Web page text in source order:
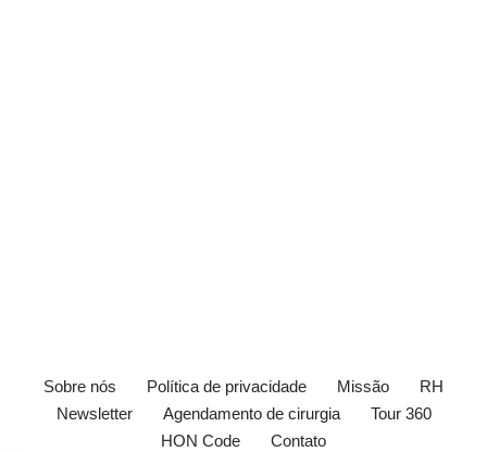
Sobre nós Política de privacidade Missão
RH
Newsletter
Agendamento de cirurgia
Tour 360
HON Code
Contato